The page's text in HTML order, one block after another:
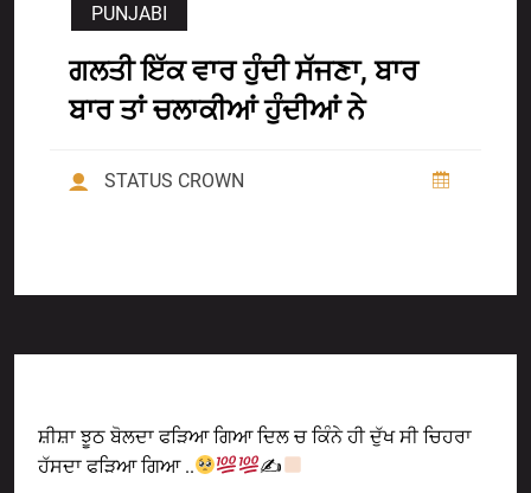
PUNJABI
ਗਲਤੀ ਇੱਕ ਵਾਰ ਹੁੰਦੀ ਸੱਜਣਾ, ਬਾਰ
ਬਾਰ ਤਾਂ ਚਲਾਕੀਆਂ ਹੁੰਦੀਆਂ ਨੇ
STATUS CROWN
ਸ਼ੀਸ਼ਾ ਝੂਠ ਬੋਲਦਾ ਫੜਿਆ ਗਿਆ ਦਿਲ ਚ ਕਿੰਨੇ ਹੀ ਦੁੱਖ ਸੀ ਚਿਹਰਾ
ਹੱਸਦਾ ਫੜਿਆ ਗਿਆ ..
✍